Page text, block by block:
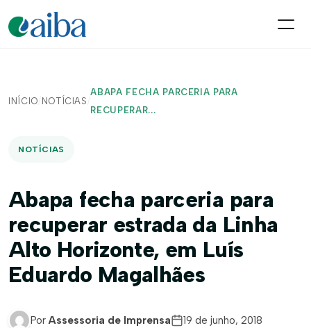
INÍCIO/ NOTÍCIAS /
ABAPA FECHA PARCERIA PARA
RECUPERAR...
NOTÍCIAS
Abapa fecha parceria para
recuperar estrada da Linha
Alto Horizonte, em Luís
Eduardo Magalhães
Por Assessoria de Imprensa
19 de junho, 2018